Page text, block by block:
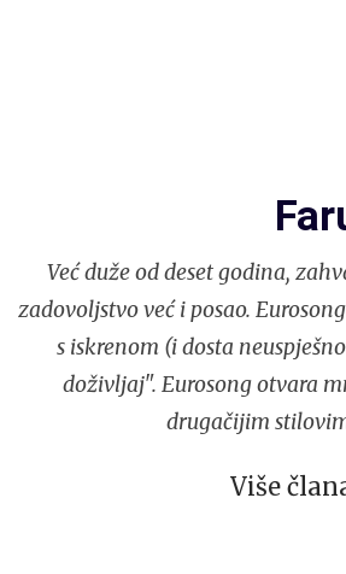
Već duže od deset godina,
zadovoljstvo već i posao.
s iskrenom (i dosta
doživljaj". Eurosong otvara
drugačijim
Više